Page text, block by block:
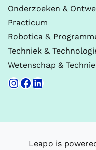
Onderzoeken &
Practicum
Robotica &
Techniek &
Wetenschap &
Instagram
Facebook
LinkedIn
Leapo is